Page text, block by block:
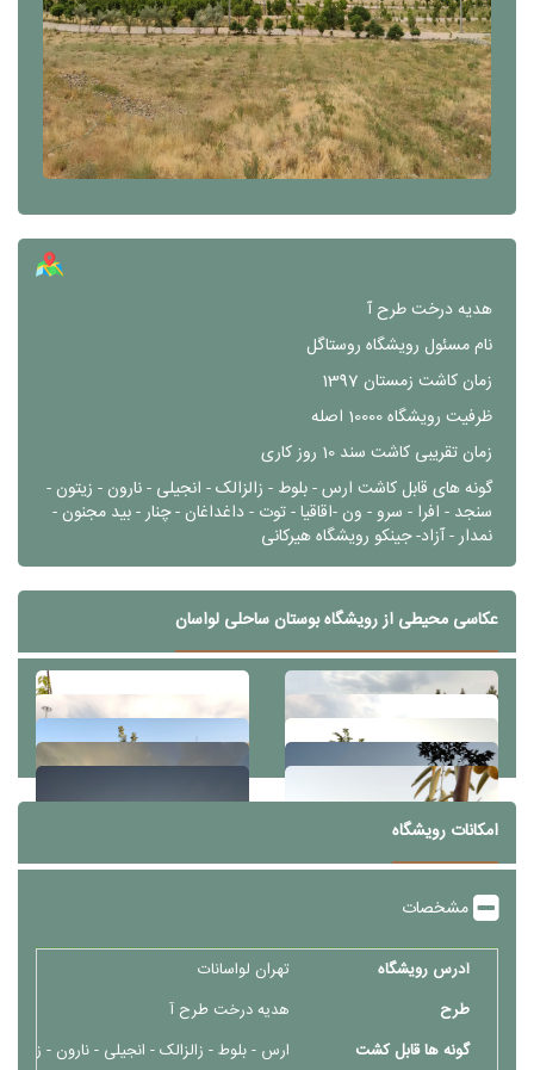
هدیه درخت طرح آ
نام مسئول رویشگاه روستاگل
زمان کاشت زمستان 1397
ظرفیت رویشگاه10000 اصله
زمان تقریبی کاشت سند 10 روز کاری
گونه های قابل کاشت ارس - بلوط - زالزالک - انجیلی - نارون - زیتون -
سنجد - افرا - سرو - ون -اقاقیا - توت - داغداغان - چنار - بید مجنون -
نمدار - آزاد- جینکو رویشگاه هیرکانی
عکاسی محیطی از رویشگاه بوستان ساحلی لواسان
امکانات رویشگاه
مشخصات
آدرس رویشگاه
تهران لواسانات
طرح
هدیه درخت طرح آ
گونه ها قابل کشت
ارس - بلوط - زالزالک - انجیلی - نارون -